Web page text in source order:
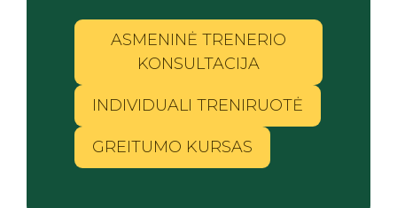
ASMENINĖ TRENERIO
KONSULTACIJA
INDIVIDUALI TRENIRUOTĖ
GREITUMO KURSAS